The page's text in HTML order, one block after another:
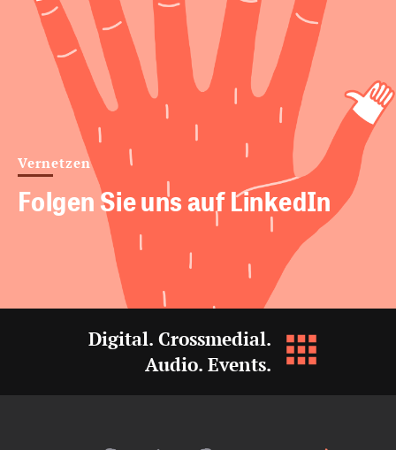
Vernetzen
Folgen Sie uns auf LinkedIn
Digital. Crossmedial.
Audio. Events.